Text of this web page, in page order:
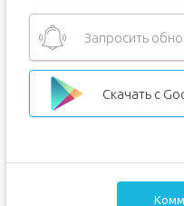
Запросить
Скачать с